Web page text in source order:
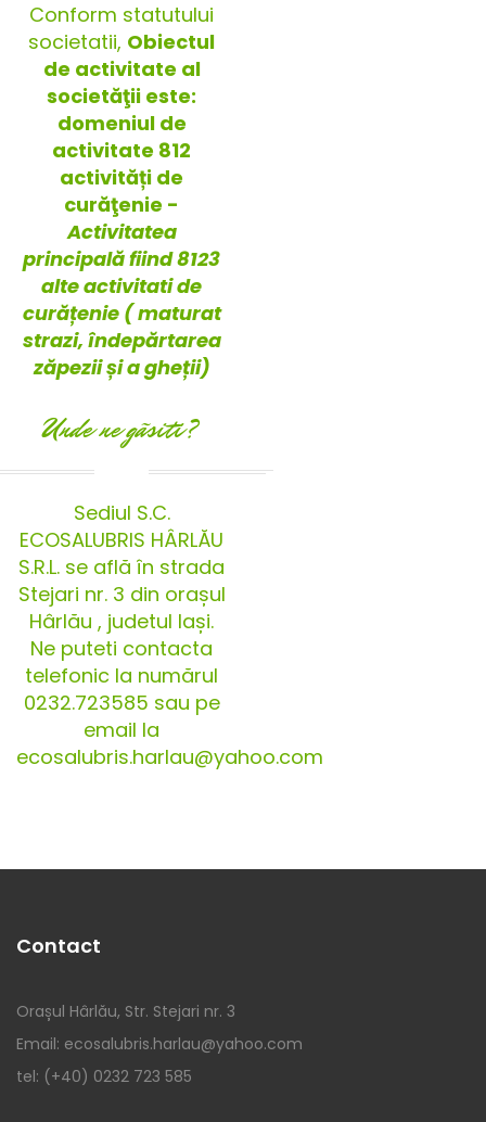
Conform statutului
societatii, Obiectul
de activitate al
societăţii este:
domeniul de
activitate 812
activități de
curăţenie -
Activitatea
principală fiind 8123
alte activitati de
curățenie ( maturat
strazi, îndepărtarea
zăpezii și a gheții)
Unde ne gãsiti?
Sediul S.C.
ECOSALUBRIS HÂRLĂU
S.R.L. se află în strada
Stejari nr. 3 din orașul
Hârlău , judetul Iași.
Ne puteti contacta
telefonic la numărul
0232.723585 sau pe
email la
ecosalubris.harlau@yahoo.com
Contact
Orașul Hârlău, Str. Stejari nr. 3
Email: ecosalubris.harlau@yahoo.com
tel: (+40) 0232 723 585